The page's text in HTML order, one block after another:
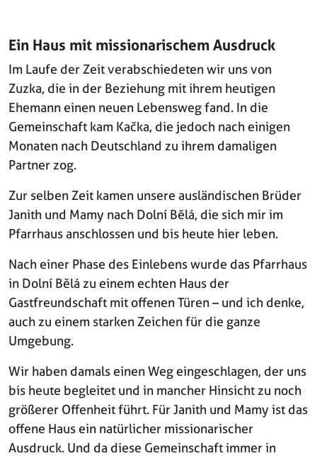
Ein Haus mit missionarischem Ausdruck
Im Laufe der Zeit verabschiedeten wir uns von
Zuzka, die in der Beziehung mit ihrem heutigen
Ehemann einen neuen Lebensweg fand. In die
Gemeinschaft kam Kačka, die jedoch nach einigen
Monaten nach Deutschland zu ihrem damaligen
Partner zog.
Zur selben Zeit kamen unsere ausländischen Brüder
Janith und Mamy nach Dolní Bělá, die sich mir im
Pfarrhaus anschlossen und bis heute hier leben.
Nach einer Phase des Einlebens wurde das Pfarrhaus
in Dolní Bělá zu einem echten Haus der
Gastfreundschaft mit offenen Türen – und ich denke,
auch zu einem starken Zeichen für die ganze
Umgebung.
Wir haben damals einen Weg eingeschlagen, der uns
bis heute begleitet und in mancher Hinsicht zu noch
größerer Offenheit führt. Für Janith und Mamy ist das
offene Haus ein natürlicher missionarischer
Ausdruck. Und da diese Gemeinschaft immer in